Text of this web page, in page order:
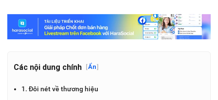
Các nội dung chính [Ẩn]
1. Đôi nét về thương hiệu